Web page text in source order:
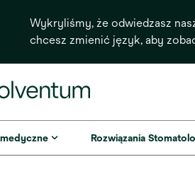
Wykryliśmy, że odwiedzasz
chcesz zmienić język, aby
Rozwiązania